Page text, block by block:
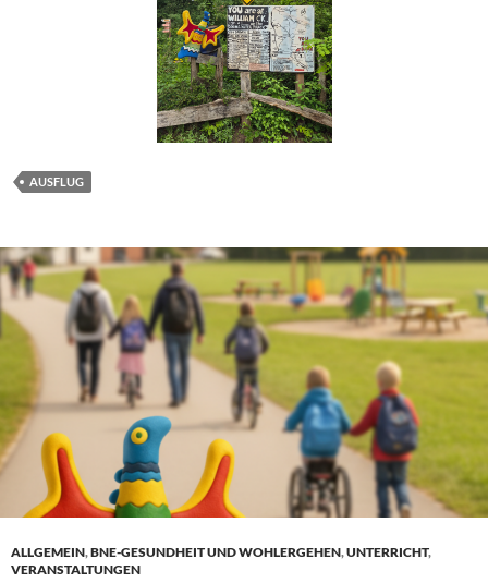
AUSFLUG
ALLGEMEIN,BNE-GESUNDHEIT UND WOHLERGEHEN,UNTERRICHT,
VERANSTALTUNGEN